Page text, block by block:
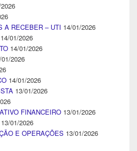
A RECEBER – UTI 14/01/2026
14/01/2026
14/01/2026
01/2026
14/01/2026
13/01/2026
FINANCEIRO 13/01/2026
13/01/2026
E OPERAÇÕES 13/01/2026